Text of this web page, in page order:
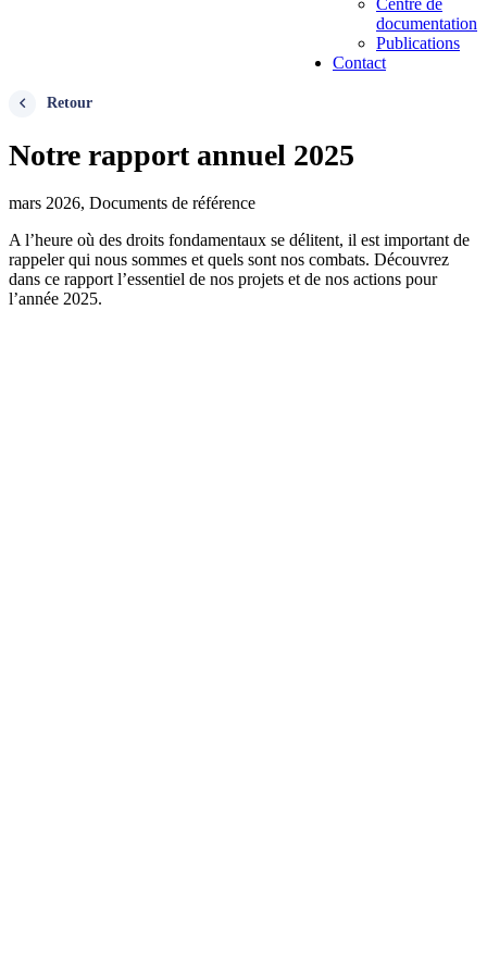
Centre de
documentation
Publications
Contact
Retour
Notre rapport annuel 2025
mars 2026, Documents de référence
A l’heure où des droits fondamentaux se délitent, il est important de
rappeler qui nous sommes et quels sont nos combats. Découvrez
dans ce rapport l’essentiel de nos projets et de nos actions pour
l’année 2025.